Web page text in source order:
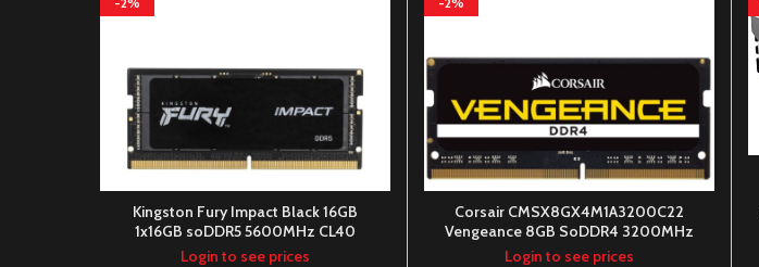
Kingston Fury Impact Black 16GB
1x16GB soDDR5 5600MHz CL40
Login to see prices
Corsair CMSX8GX4M1A3200C22
Vengeance 8GB SoDDR4 3200MHz
CL22
Login to see prices